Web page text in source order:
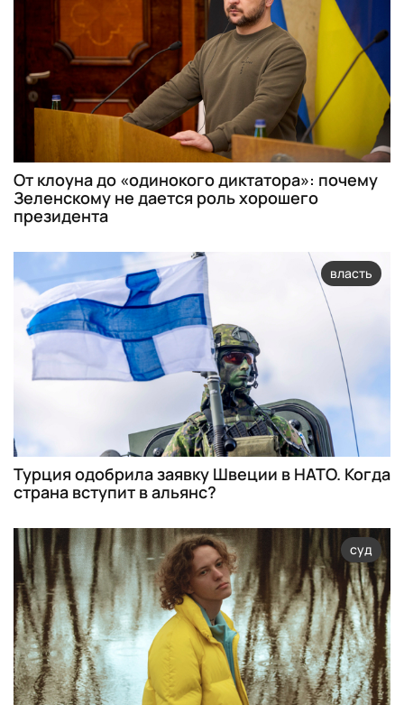
От клоуна до «одинокого диктатора»: почему
Зеленскому не дается роль хорошего
президента
власть
Турция одобрила заявку Швеции в НАТО. Когда
страна вступит в альянс?
суд